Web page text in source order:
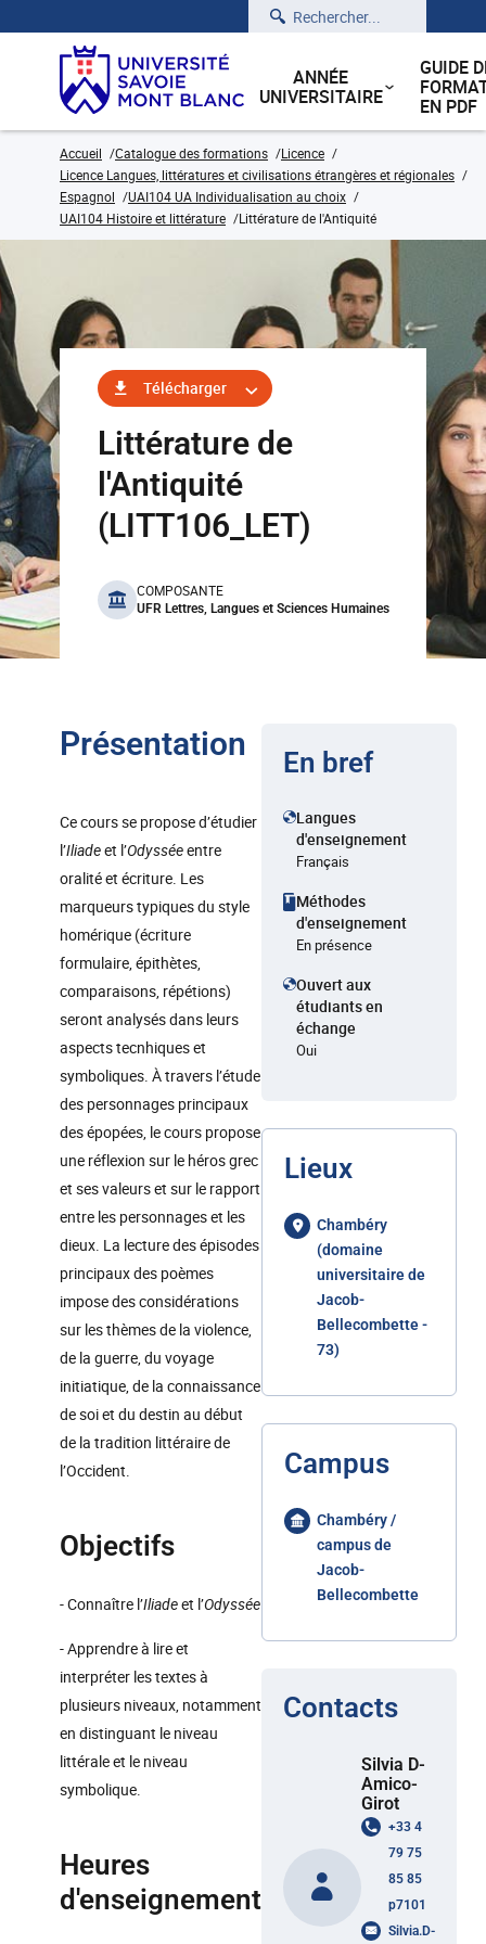
Rechercher
ANNÉE
UNIVERSITAIRE
GUIDE
EN PDF
Accueil Catalogue des formations
Licence
Licence Langues, littératures et civilisations étrangères et régionales
Espagnol
UAI104 UA Individualisation au choix
UAI104 Histoire et littérature
Littérature de l'Antiquité
Télécharger
Littérature de
l'Antiquité
(LITT106_LET)
benefits
COMPOSANTE
UFR Lettres, Langues et Sciences Humaines
Présentation
Ce cours se propose d’étudier
l’Iliadeet l’Odysséeentre
oralité et écriture. Les
marqueurs typiques du style
homérique (écriture
formulaire, épithètes,
comparaisons, répétions)
seront analysés dans leurs
aspects tecnhiques et
symboliques. À travers l’étude
des personnages principaux
des épopées, le cours propose
une réflexion sur le héros grec
et ses valeurs et sur le rapport
entre les personnages et les
dieux. La lecture des épisodes
principaux des poèmes
impose des considérations
sur les thèmes de la violence,
de la guerre, du voyage
initiatique, de la connaissance
de soi et du destin au début
de la tradition littéraire de
l’Occident.
Objectifs
- Connaître l’Iliadeet l’Odyssée
- Apprendre à lire et
interpréter les textes à
plusieurs niveaux, notamment
en distinguant le niveau
littérale et le niveau
symbolique.
Heures
d'enseignement
En bref
Langues
d'enseignement
Français
Méthodes
d'enseignement
En présence
Ouvert aux
étudiants en
échange
Oui
Lieux
Chambéry
(domaine
universitaire de
Jacob-
Bellecombette -
73)
Campus
Chambéry /
campus de
Jacob-
Bellecombette
Contacts
Silvia D-
Amico-
Girot
+33 4
79 75
85 85
p7101
Silvia.D-